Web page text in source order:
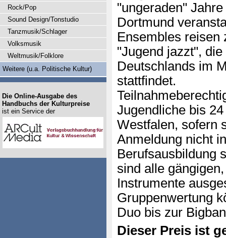
"ungeraden"
Dortmund
Ensembles reisen
"Jugend jazzt",
Deutschlands im
stattfindet.
Jugendliche bis
Westfalen, sofern
Anmeldung nicht
Berufsausbildung
sind alle
Instrumente
Gruppenwertung
Duo bis zur
Dieser Preis ist
Rock/Pop
Sound Design/Tonstudio
Tanzmusik/Schlager
Volksmusik
Weltmusik/Folklore
Weitere (u.a. Politische Kultur)
Die Online-Ausgabe des
Handbuchs der Kulturpreise
ist ein Service der